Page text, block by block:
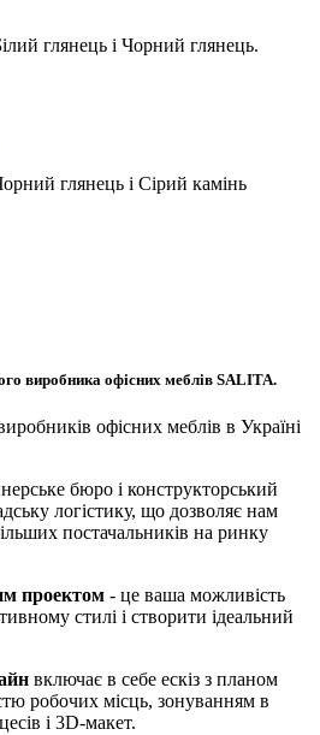
глянець і Чорний глянець.
глянець і Сірий камінь
виробника офісних меблів SALITA.
офісних меблів в Україні
бюро і конструкторський
логістику, що дозволяє нам
постачальників на ринку
проектом - це ваша можливість
стилі і створити ідеальний
включає в себе ескіз з планом
робочих місць, зонуванням в
і 3D-макет.